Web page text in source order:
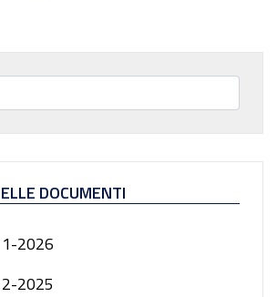
DOCUMENTI
2026
2025